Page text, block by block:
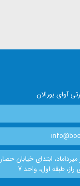
آوای بورالان
میرداماد، ابتدای خیابان
طبقه اول، واحد 7